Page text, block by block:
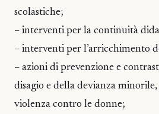
scolastiche;
– interventi per la continuità
– interventi per l’arricchimento
– azioni di prevenzione e
disagio e della devianza
violenza contro le donne;